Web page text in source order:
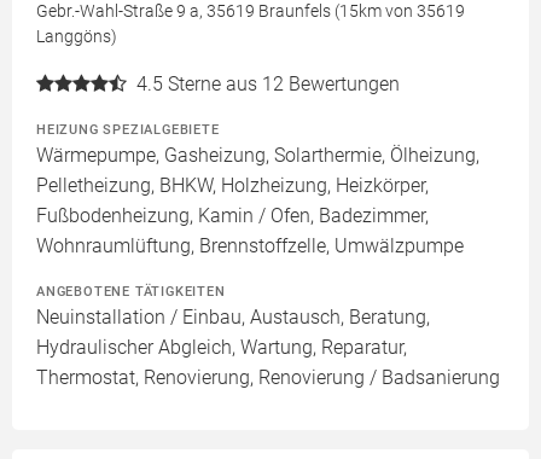
Gebr.-Wahl-Straße 9 a, 35619 Braunfels (15km von 35619
Langgöns)
4.5 Sterne aus 12 Bewertungen
HEIZUNG SPEZIALGEBIETE
Wärmepumpe, Gasheizung, Solarthermie, Ölheizung,
Pelletheizung, BHKW, Holzheizung, Heizkörper,
Fußbodenheizung, Kamin / Ofen, Badezimmer,
Wohnraumlüftung, Brennstoffzelle, Umwälzpumpe
ANGEBOTENE TÄTIGKEITEN
Neuinstallation / Einbau, Austausch, Beratung,
Hydraulischer Abgleich, Wartung, Reparatur,
Thermostat, Renovierung, Renovierung / Badsanierung